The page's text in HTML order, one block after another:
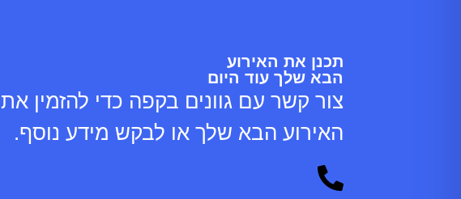
תכנן את האירוע
הבא שלך עוד היום
צור קשר עם גוונים בקפה כדי להזמין את
האירוע הבא שלך או לבקש מידע נוסף.